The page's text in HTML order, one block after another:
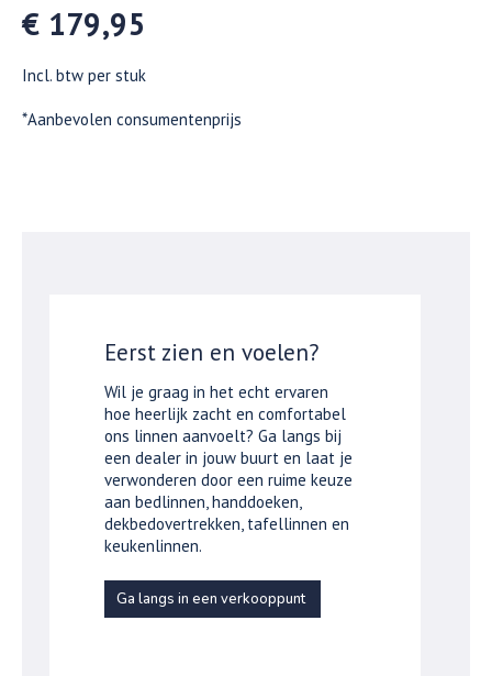
€ 179,95
Incl. btw per stuk
*Aanbevolen consumentenprijs
Eerst zien en voelen?
Wil je graag in het echt ervaren
hoe heerlijk zacht en comfortabel
ons linnen aanvoelt? Ga langs bij
een dealer in jouw buurt en laat je
verwonderen door een ruime keuze
aan bedlinnen, handdoeken,
dekbedovertrekken, tafellinnen en
keukenlinnen.
Ga langs in een verkooppunt